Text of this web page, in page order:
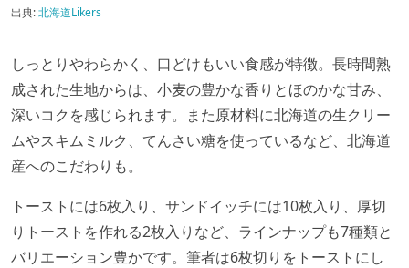
出典:北海道Likers
しっとりやわらかく、口どけもいい食感が特徴。長時間熟
成された生地からは、小麦の豊かな香りとほのかな甘み、
深いコクを感じられます。また原材料に北海道の生クリー
ムやスキムミルク、てんさい糖を使っているなど、北海道
産へのこだわりも。
トーストには6枚入り、サンドイッチには10枚入り、厚切
りトーストを作れる2枚入りなど、ラインナップも7種類と
バリエーション豊かです。筆者は6枚切りをトーストにし